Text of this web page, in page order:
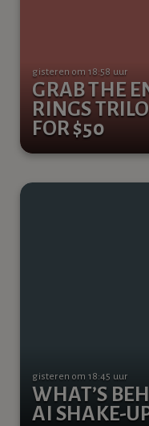
GRAB THE
RINGS
FOR $50
gisteren om 18:58 uur
WHAT’S
AI SHAKE-
gisteren om 18:45 uur